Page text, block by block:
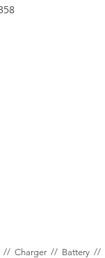
// Charger // Battery //